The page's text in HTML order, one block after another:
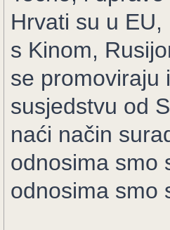
Hrvati su u
s Kinom,
se promoviraju
susjedstvu od
naći način
odnosima smo
odnosima smo